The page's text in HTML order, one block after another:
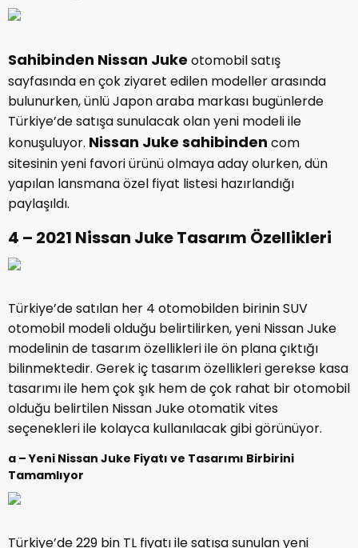
Sahibinden Nissan Juke otomobil satış
sayfasında en çok ziyaret edilen modeller arasında
bulunurken, ünlü Japon araba markası bugünlerde
Türkiye’de satışa sunulacak olan yeni modeli ile
konuşuluyor. Nissan Juke sahibinden com
sitesinin yeni favori ürünü olmaya aday olurken, dün
yapılan lansmana özel fiyat listesi hazırlandığı
paylaşıldı.
4 – 2021 Nissan Juke Tasarım Özellikleri
Türkiye’de satılan her 4 otomobilden birinin SUV
otomobil modeli olduğu belirtilirken, yeni Nissan Juke
modelinin de tasarım özellikleri ile ön plana çıktığı
bilinmektedir. Gerek iç tasarım özellikleri gerekse kasa
tasarımı ile hem çok şık hem de çok rahat bir otomobil
olduğu belirtilen Nissan Juke otomatik vites
seçenekleri ile kolayca kullanılacak gibi görünüyor.
a – Yeni Nissan Juke Fiyatı ve Tasarımı Birbirini
Tamamlıyor
Türkiye’de 229 bin TL fiyatı ile satışa sunulan yeni